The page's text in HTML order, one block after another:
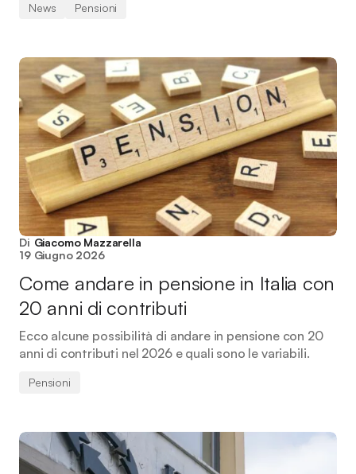
News Pensioni
Di Giacomo Mazzarella
19 Giugno 2026
Come andare in pensione in Italia con
20 anni di contributi
Ecco alcune possibilità di andare in pensione con 20
anni di contributi nel 2026 e quali sono le variabili.
Pensioni